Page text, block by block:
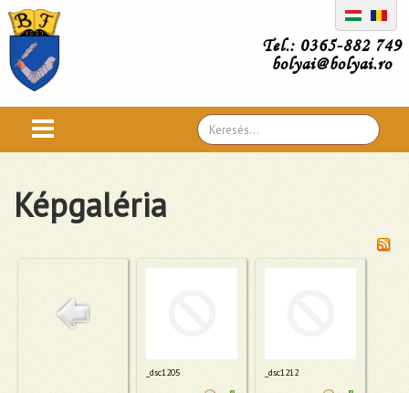
Tel.: 0365-882 749
bolyai@bolyai.ro
Search
...
Képgaléria
_dsc1205 _dsc1212